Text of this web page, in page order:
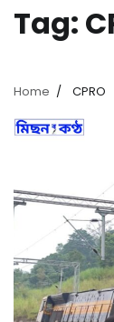
Tag:
Home CPRO